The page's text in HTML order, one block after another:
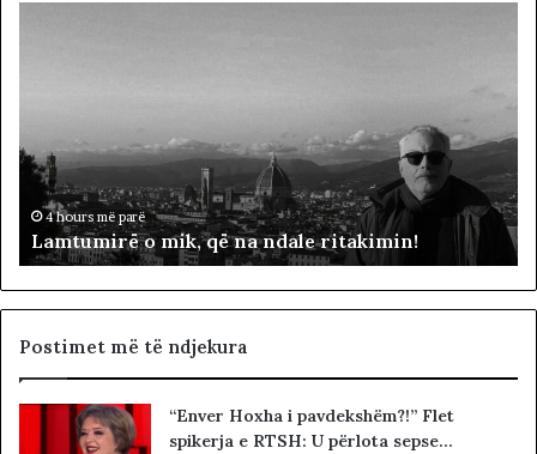
i
m
i
k
,
4 hours më parë
Lamtumirë o mik, që na ndale ritakimin!
p
a
Postimet më të ndjekura
“Enver Hoxha i pavdekshëm?!” Flet
spikerja e RTSH: U përlota sepse…